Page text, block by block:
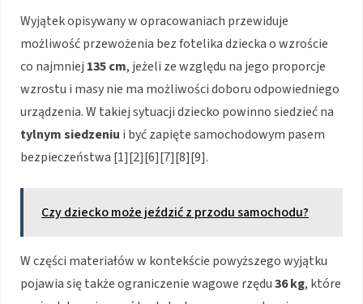
Wyjątek opisywany w opracowaniach przewiduje
możliwość przewożenia bez fotelika dziecka o wzroście
co najmniej 135 cm, jeżeli ze względu na jego proporcje
wzrostu i masy nie ma możliwości doboru odpowiedniego
urządzenia. W takiej sytuacji dziecko powinno siedzieć na
tylnym siedzeniu i być zapięte samochodowym pasem
bezpieczeństwa [1][2][6][7][8][9].
Czy dziecko może jeździć z przodu samochodu?
W części materiałów w kontekście powyższego wyjątku
pojawia się także ograniczenie wagowe rzędu36 kg, które